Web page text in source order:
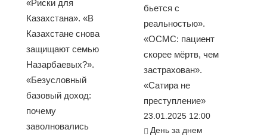
«Риски для
Казахстана». «В
Казахстане снова
защищают семью
Назарбаевых?».
«Безусловный
базовый доход:
почему
заволновались
бьется с
реальностью».
«ОСМС: пациент
скорее мёртв, чем
застрахован».
«Сатира не
преступление»
23.01.2025 12:00
День за днем